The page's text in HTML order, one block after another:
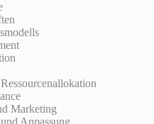
Marketing
Anpassung